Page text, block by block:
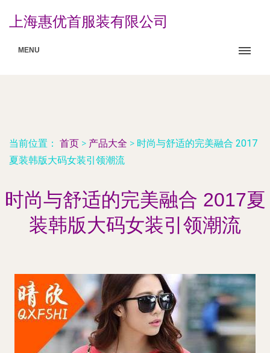
上海惠优首服装有限公司
MENU
当前位置： 首页 > 产品大全 > 时尚与舒适的完美融合 2017
夏装韩版大码女装引领潮流
时尚与舒适的完美融合 2017夏
装韩版大码女装引领潮流